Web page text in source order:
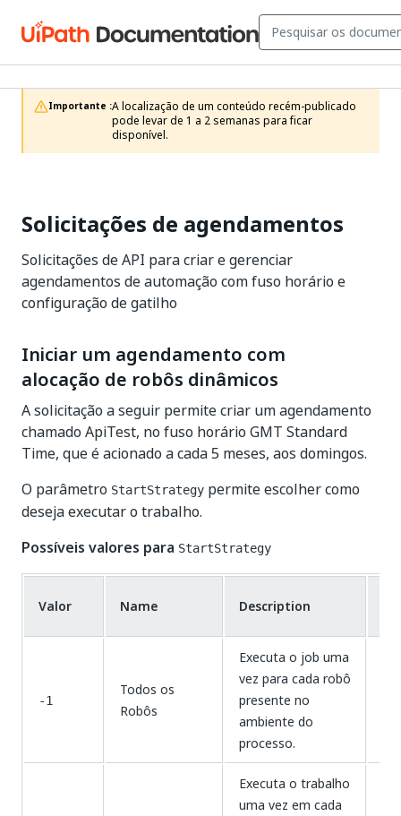
Importante :A localização de um conteúdo recém-publicado
pode levar de 1 a 2 semanas para ficar
disponível.
Solicitações de agendamentos
Solicitações de API para criar e gerenciar
agendamentos de automação com fuso horário e
configuração de gatilho
Iniciar um agendamento com
alocação de robôs dinâmicos
A solicitação a seguir permite criar um agendamento
chamado ApiTest, no fuso horário GMT Standard
Time, que é acionado a cada 5 meses, aos domingos.
O parâmetro StartStrategy permite escolher como
deseja executar o trabalho.
Possíveis valores para StartStrategy
Valor Name Description
-1
Todos os
Robôs
Executa o job uma
vez para cada robô
presente no
ambiente do
processo.
Executa o trabalho
uma vez em cada